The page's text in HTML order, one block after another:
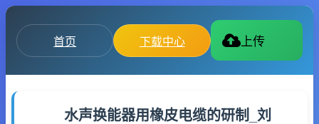
首页 下载中心 上传
水声换能器用橡皮电缆的研制_刘